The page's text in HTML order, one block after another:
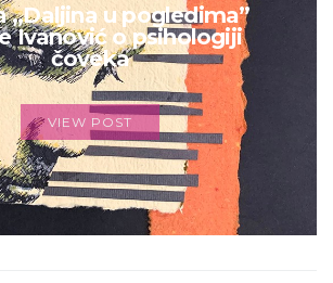
„Daljina u pogledima”
Ivanović o psihologiji
čoveka
VIEW POST